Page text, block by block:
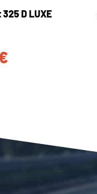
D LUXE